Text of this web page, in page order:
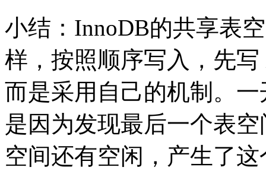
小结：InnoDB的共享表
样，按照顺序写入，先写
而是采用自己的机制。
是因为发现最后一个表
空间还有空闲，产生了